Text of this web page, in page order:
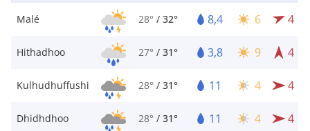
Malé
28° / 32° 8,4 6 4
Hithadhoo 27° / 31° 3,8 9 4
Kulhudhuffushi 28° / 31° 11 4 4
Dhidhdhoo 28° / 31° 11 4 4